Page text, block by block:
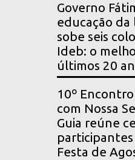
Governo
educação
sobe seis
Ideb: o
últimos 20
10º
com Nossa
Guia reúne
Festa de